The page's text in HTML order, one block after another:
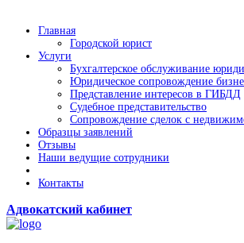
Главная
Городской юрист
Услуги
Бухгалтерское обслуживание
Юридическое сопровождение
Представление интересов в ГИБДД
Судебное представительство
Сопровождение сделок с
Образцы заявлений
Отзывы
Наши ведущие сотрудники
Контакты
Адвокатский кабинет